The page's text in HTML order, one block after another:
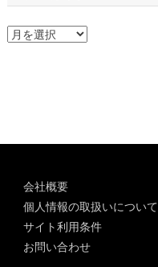
ア
会社概要
個人情報の取扱いについて
サイト利用条件
お問い合わせ